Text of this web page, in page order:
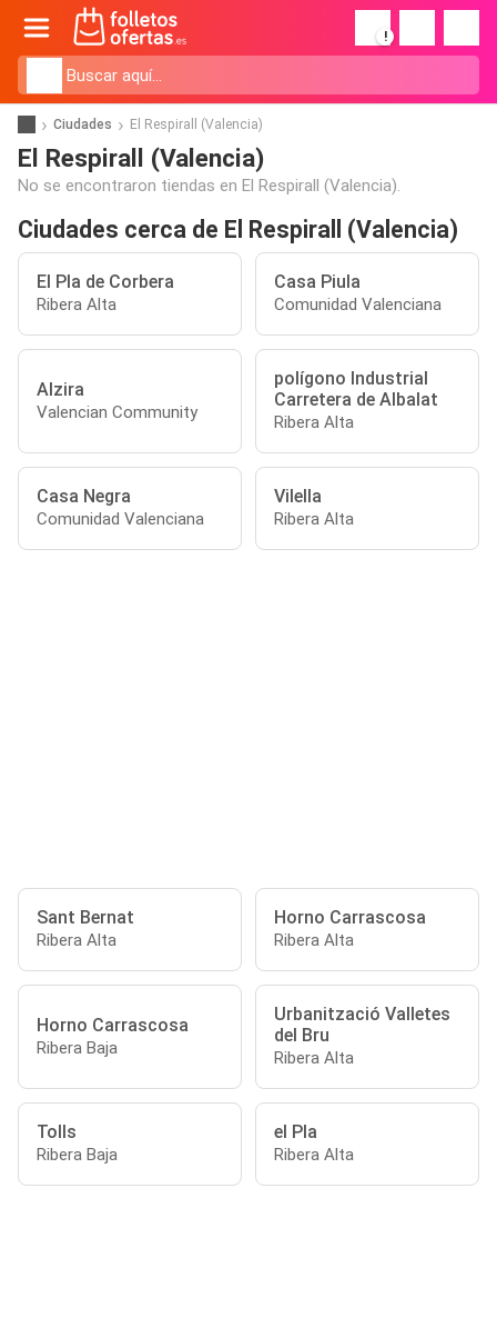
!
Ciudades El Respirall (Valencia)
El Respirall (Valencia)
No se encontraron tiendas en El Respirall (Valencia).
Ciudades cerca de El Respirall (Valencia)
El Pla de Corbera
Ribera Alta
Casa Piula
Comunidad Valenciana
Alzira
Valencian Community
polígono Industrial
Carretera de Albalat
Ribera Alta
Casa Negra
Comunidad Valenciana
Vilella
Ribera Alta
Sant Bernat
Ribera Alta
Horno Carrascosa
Ribera Alta
Horno Carrascosa
Ribera Baja
Urbanització Valletes
del Bru
Ribera Alta
Tolls
Ribera Baja
el Pla
Ribera Alta